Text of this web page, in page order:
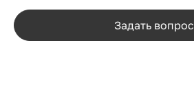
Задать вопрос